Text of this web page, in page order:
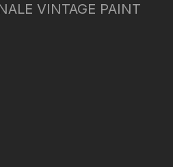
VINTAGE PAINT